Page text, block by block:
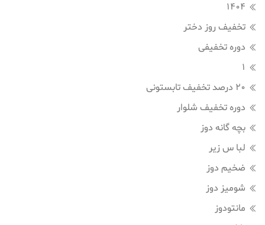
1404
تخفیف روز دختر
دوره تخفیفی
1
20 درصد تخفیف تابستونی
دوره تخفیف شلوار
بچه گانه دوز
لبا س زیر
ضخیم دوز
شومیز دوز
مانتودوز